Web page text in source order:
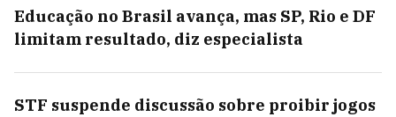
Educação no Brasil avança, mas SP, Rio e DF
limitam resultado, diz especialista
STF suspende discussão sobre proibir jogos